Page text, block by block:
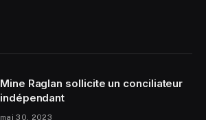
Mine Raglan sollicite un conciliateur
indépendant
mai 30, 2023